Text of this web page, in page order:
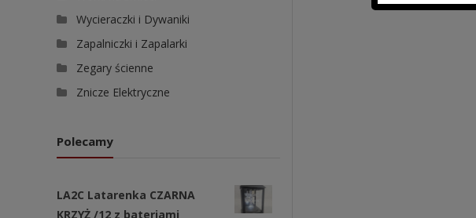
Wycieraczki i Dywaniki
Zapalniczki i Zapalarki
Zegary ścienne
Znicze Elektryczne
Polecamy
LA2C Latarenka CZARNA
KRZYŻ /12 z bateriami